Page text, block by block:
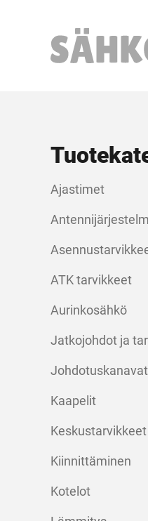
Päävalikko
Ajastimet
ATK tarvikkeet
Aurinkosähkö
Jatkojohdot ja
Johdotuskanavat
Kaapelit
Keskustarvikkeet
Kiinnittäminen
Kotelot